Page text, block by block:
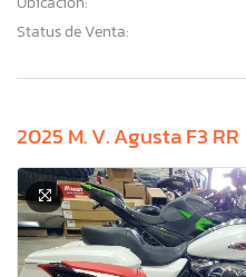
Status de Venta:
2025 M. V. Agusta F3 RR